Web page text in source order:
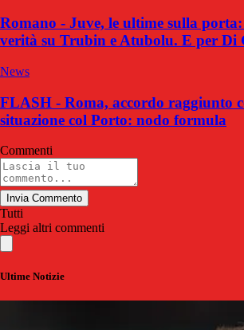
Romano - Juve, le ultime sulla
verità su Trubin e Atubolu. E per
News
FLASH - Roma, accordo raggiunto
situazione col Porto: nodo formula
Commenti
Invia Commento
Tutti
Leggi altri commenti
Ultime Notizie